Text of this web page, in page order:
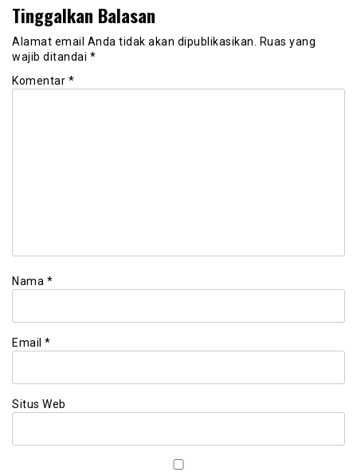
Tinggalkan Balasan
Alamat email Anda tidak akan dipublikasikan.
Ruas yang
wajib ditandai *
Komentar *
Nama *
Email *
Situs Web